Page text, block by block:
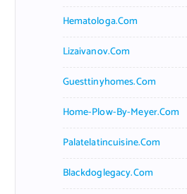
Hematologa.com
Lizaivanov.com
Guesttinyhomes.com
Home-Plow-By-Meyer.com
Palatelatincuisine.com
Blackdoglegacy.com